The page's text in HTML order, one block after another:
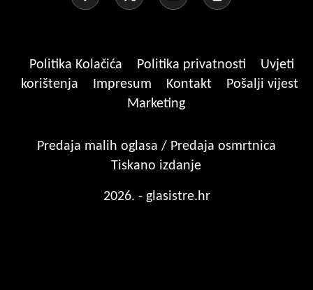
Politika Kolačića Politika privatnosti
Uvjeti
korištenja
Impresum Kontakt
Pošalji vijest
Marketing
Predaja malih oglasa / Predaja osmrtnica
Tiskano izdanje
2026. - glasistre.hr